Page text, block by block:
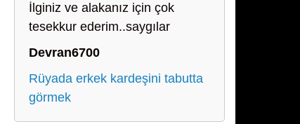
İlginiz ve alakanız için çok
tesekkur ederim..saygılar
Devran6700
Rüyada erkek kardeşini tabutta
görmek